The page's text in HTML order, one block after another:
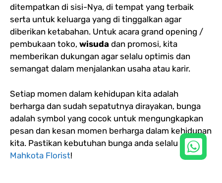
ditempatkan di sisi-Nya, di tempat yang terbaik
serta untuk keluarga yang di tinggalkan agar
diberikan ketabahan. Untuk acara grand opening /
pembukaan toko, wisuda dan promosi, kita
memberikan dukungan agar selalu optimis dan
semangat dalam menjalankan usaha atau karir.
Setiap momen dalam kehidupan kita adalah
berharga dan sudah sepatutnya dirayakan, bunga
adalah symbol yang cocok untuk mengungkapkan
pesan dan kesan momen berharga dalam kehidupan
kita. Pastikan kebutuhan bunga anda selalu dari
Mahkota Florist!